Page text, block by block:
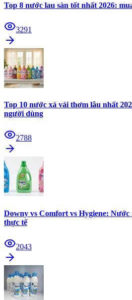
Top 8 nước lau sàn tốt nhất 2026:
3291
Top 10 nước xả vải thơm lâu nhất
người dùng
2788
Downy vs Comfort vs Hygiene: Nước
thực tế
2043